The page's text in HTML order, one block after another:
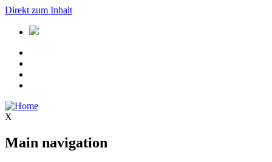
Direkt zum Inhalt
X
Main navigation